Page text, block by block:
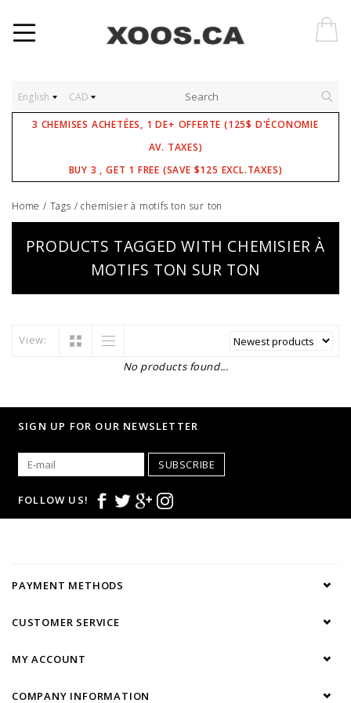
English CAD
3 CHEMISES ACHETÉES, 1 DE+ OFFERTE (125$ D'ÉCONOMIE
AV. TAXES)
BUY 3 , GET 1 FREE (SAVE $125 EXCL.TAXES)
Home / Tags /chemisier à motifs ton sur ton
PRODUCTS TAGGED WITH CHEMISIER À
MOTIFS TON SUR TON
View:
No products found...
SIGN UP FOR OUR NEWSLETTER
SUBSCRIBE
FOLLOW US!
PAYMENT METHODS
CUSTOMER SERVICE
MY ACCOUNT
COMPANY INFORMATION